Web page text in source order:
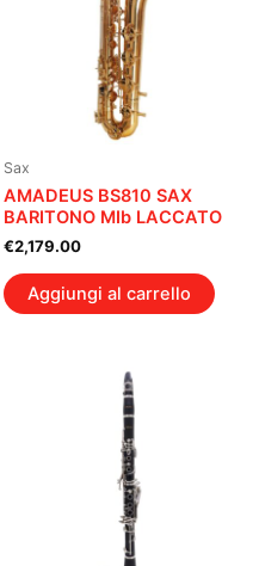
Sax
AMADEUS BS810 SAX
BARITONO MIb LACCATO
€2,179.00
Aggiungi al carrello